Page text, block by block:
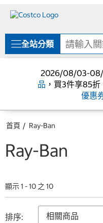
單
全站分類
2026/08/03-
品 ，買3件享85
優惠
首頁 Ray-Ban
Ray-Ban
顯示 1 - 10 之 10
排序: